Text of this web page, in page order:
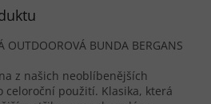
OUTDOOROVÁ BUNDA BERGANS
z našich neoblíbenějších
použití. Klasika, která